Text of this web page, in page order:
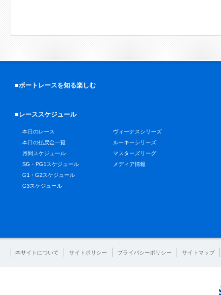
■ボートレースを知る楽しむ
■レーススケジュール
本日のレース
本日の払戻金一覧
月間スケジュール
SG・PG1スケジュール
G1・G2スケジュール
G3スケジュール
ヴィーナスシリーズ
ルーキーシリーズ
マスターズリーグ
メディア情報
本サイトについて サイトポリシー プライバシーポリシー サイトマップ